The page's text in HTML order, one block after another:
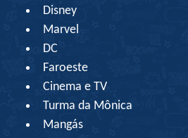
Disney
Marvel
DC
Faroeste
Cinema e TV
Turma da Mônica
Mangás